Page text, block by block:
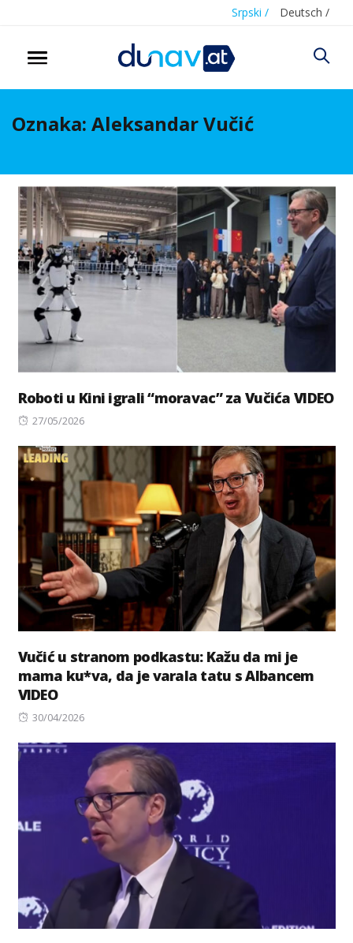
Srpski / Deutsch /
Oznaka: Aleksandar Vučić
Roboti u Kini igrali “moravac” za Vučića VIDEO
Posted
27/05/2026
Vučić u stranom podkastu: Kažu da mi je
mama ku*va, da je varala tatu s Albancem
VIDEO
Posted
30/04/2026